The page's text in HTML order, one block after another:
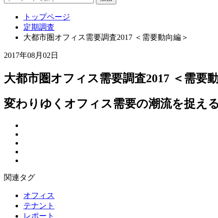
トップページ
定期調査
大都市圏オフィス需要調査2017 ＜需要動向編＞
2017年08月02日
大都市圏オフィス需要調査2017 ＜需要
変わりゆくオフィス需要の潮流を捉える
関連タグ
オフィス
テナント
レポート